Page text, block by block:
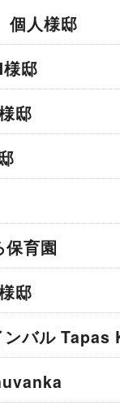
人様邸
邸
邸
育園
邸
ンバル